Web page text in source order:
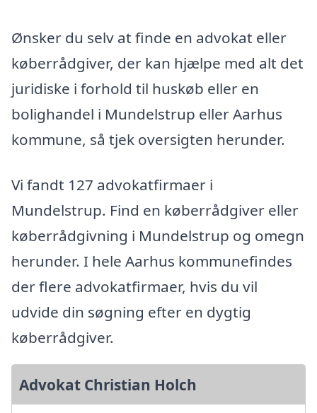
Ønsker du selv at finde en advokat eller
køberrådgiver, der kan hjælpe med alt det
juridiske i forhold til huskøb eller en
bolighandel i Mundelstrup eller Aarhus
kommune, så tjek oversigten herunder.
Vi fandt 127 advokatfirmaer i
Mundelstrup. Find en køberrådgiver eller
køberrådgivning i Mundelstrup og omegn
herunder. I hele Aarhus kommunefindes
der flere advokatfirmaer, hvis du vil
udvide din søgning efter en dygtig
køberrådgiver.
Advokat Christian Holch